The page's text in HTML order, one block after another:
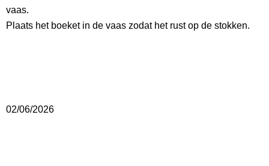
vaas.
Plaats het boeket in de vaas zodat het rust op de stokken.
02/06/2026